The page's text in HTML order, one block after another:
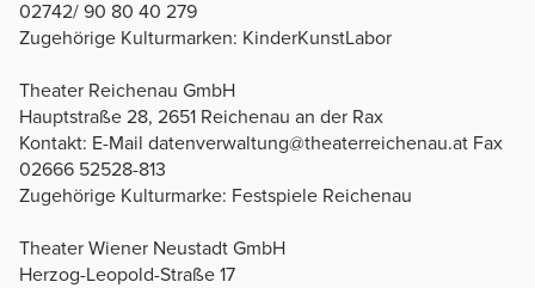
02742/ 90 80 40 279
Zugehörige Kulturmarken: KinderKunstLabor
Theater Reichenau GmbH
Hauptstraße 28, 2651 Reichenau an der Rax
Kontakt: E-Mail datenverwaltung@theaterreichenau.at Fax
02666 52528-813
Zugehörige Kulturmarke: Festspiele Reichenau
Theater Wiener Neustadt GmbH
Herzog-Leopold-Straße 17